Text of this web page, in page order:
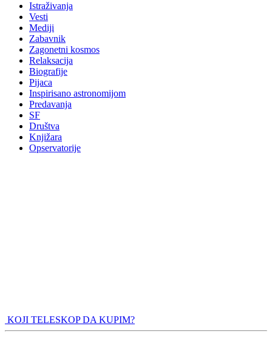
Istraživanja
Vesti
Mediji
Zabavnik
Zagonetni kosmos
Relaksacija
Biografije
Pijaca
Inspirisano astronomijom
Predavanja
SF
Društva
Knjižara
Opservatorije
KOJI TELESKOP DA KUPIM?